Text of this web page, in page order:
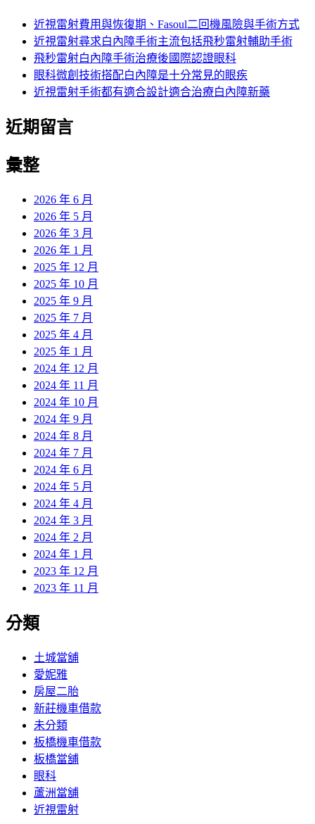
近視雷射費用與恢復期、Fasoul二回機風險與手術方式
近視雷射尋求白內障手術主流包括飛秒雷射輔助手術
飛秒雷射白內障手術治療後國際認證眼科
眼科微創技術搭配白內障是十分常見的眼疾
近視雷射手術都有適合設計適合治療白內障新藥
近期留言
彙整
2026 年 6 月
2026 年 5 月
2026 年 3 月
2026 年 1 月
2025 年 12 月
2025 年 10 月
2025 年 9 月
2025 年 7 月
2025 年 4 月
2025 年 1 月
2024 年 12 月
2024 年 11 月
2024 年 10 月
2024 年 9 月
2024 年 8 月
2024 年 7 月
2024 年 6 月
2024 年 5 月
2024 年 4 月
2024 年 3 月
2024 年 2 月
2024 年 1 月
2023 年 12 月
2023 年 11 月
分類
土城當舖
愛妮雅
房屋二胎
新莊機車借款
未分類
板橋機車借款
板橋當舖
眼科
蘆洲當舖
近視雷射